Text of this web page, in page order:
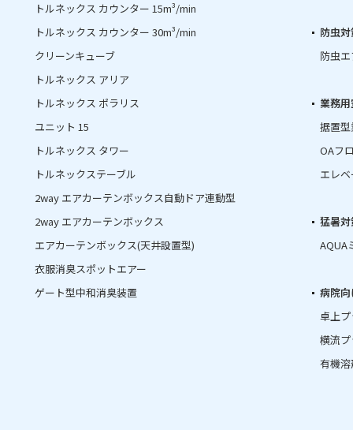
トルネックス カウンター 15m³/min
トルネックス カウンター 30m³/min
クリーンキューブ
トルネックス アリア
トルネックス ポラリス
ユニット 15
トルネックス タワー
トルネックステーブル
2way エアカーテンボックス自動ドア連動型
2way エアカーテンボックス
エアカーテンボックス(天井設置型)
衣服消臭スポットエアー
ゲート型中和消臭装置
防虫
防虫
業務
据置
OAフ
エレ
猛暑
AQUA
病院
卓上
横流
有機